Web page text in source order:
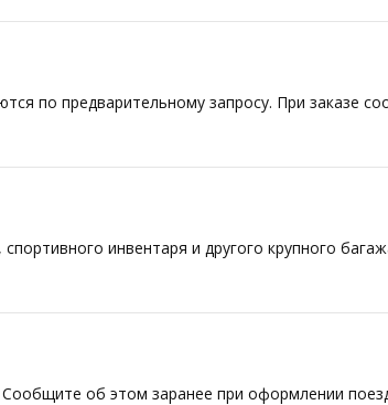
по предварительному запросу. При заказе
инвентаря и другого крупного
об этом заранее при оформлении